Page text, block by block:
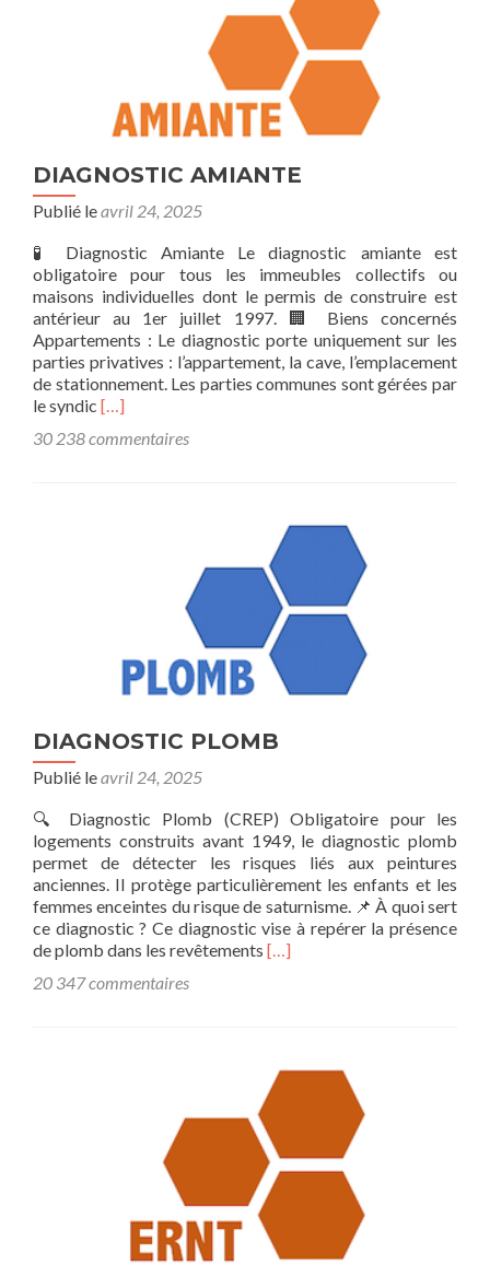
DIAGNOSTIC AMIANTE
Publié leavril 24, 2025
🧪 Diagnostic Amiante Le diagnostic amiante est
obligatoire pour tous les immeubles collectifs ou
maisons individuelles dont le permis de construire est
antérieur au 1er juillet 1997. 🏢 Biens concernés
Appartements : Le diagnostic porte uniquement sur les
parties privatives : l’appartement, la cave, l’emplacement
de stationnement. Les parties communes sont gérées par
le syndic En
plus
[…]
30 238 commentaires
DIAGNOSTIC PLOMB
Publié leavril 24, 2025
🔍 Diagnostic Plomb (CREP) Obligatoire pour les
logements construits avant 1949, le diagnostic plomb
permet de détecter les risques liés aux peintures
anciennes. Il protège particulièrement les enfants et les
femmes enceintes du risque de saturnisme. 📌 À quoi sert
ce diagnostic ? Ce diagnostic vise à repérer la présence
de plomb dans les revêtements En
[…]
20 347 commentaires